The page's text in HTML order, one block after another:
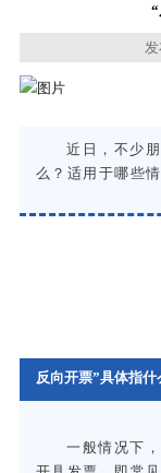
近日，不少
么？适用于哪些
反向开票”具体指
一般情况下